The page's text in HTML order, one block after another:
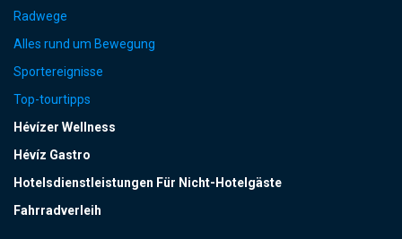
Radwege
Alles rund um Bewegung
Sportereignisse
Top-tourtipps
Hévízer Wellness
Hévíz Gastro
Hotelsdienstleistungen Für Nicht-Hotelgäste
Fahrradverleih